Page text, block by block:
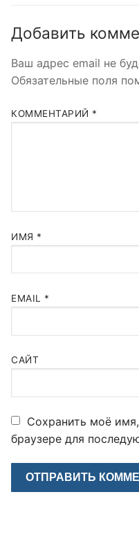
Добавить
Ваш адрес email не
Обязательные поля
КОММЕНТАРИЙ *
ИМЯ *
EMAIL *
САЙТ
Сохранить моё
браузере для